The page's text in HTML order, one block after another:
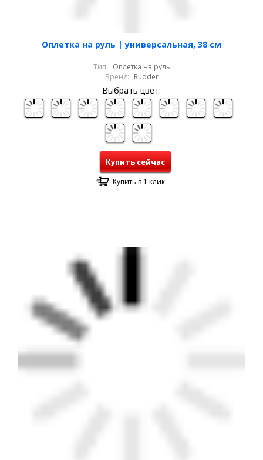
Оплетка на руль | универсальная, 38 см
Тип: Оплетка на руль
Бренд: Rudder
Выбрать цвет:
Купить сейчас
Купить в 1 клик